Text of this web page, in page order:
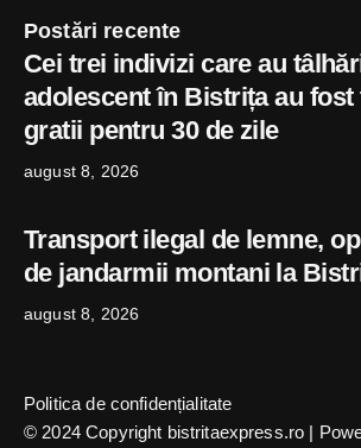
Postări recente
Cei trei indivizi care au
adolescent în Bistrița au
gratii pentru 30 de zile
august 8, 2026
Transport ilegal de lemne,
de jandarmii montani la
august 8, 2026
© 2024 Copyright bistritaexpress.ro |
Politica de confidențialitate